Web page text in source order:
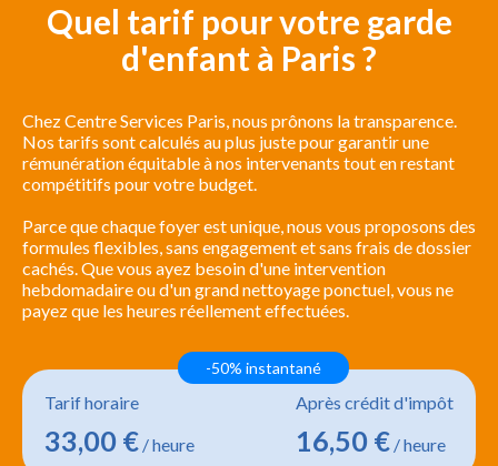
Quel tarif pour votre garde
d'enfant à Paris ?
Chez Centre Services Paris, nous prônons la transparence.
Nos tarifs sont calculés au plus juste pour garantir une
rémunération équitable à nos intervenants tout en restant
compétitifs pour votre budget.
Parce que chaque foyer est unique, nous vous proposons des
formules flexibles, sans engagement et sans frais de dossier
cachés. Que vous ayez besoin d'une intervention
hebdomadaire ou d'un grand nettoyage ponctuel, vous ne
payez que les heures réellement effectuées.
Tarif horaire
33,00 € / heure
Après crédit d'impôt
16,50 € / heure
-50% instantané